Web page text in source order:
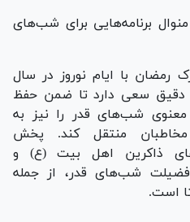
برنامه‌هایی برای شب‌های
رمضان با ایام نوروز در سال
دقیق سعی دارد تا ضمن حفظ
شب‌های قدر را نیز به
منتقل کند. پخش
ذاکرین اهل بیت (ع) و
فضیلت شب‌های قدر، از جمله
است.